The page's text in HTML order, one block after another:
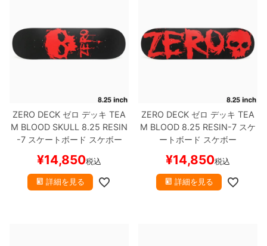
ZERO DECK ゼロ デッキ TEA
M BLOOD SKULL 8.25 RESIN
-7スケートボード スケボー
¥14,850税込
詳細を見る
ZERO DECK ゼロ デッキ TEA
M BLOOD 8.25 RESIN-7 スケ
ートボード スケボー
¥14,850税込
詳細を見る